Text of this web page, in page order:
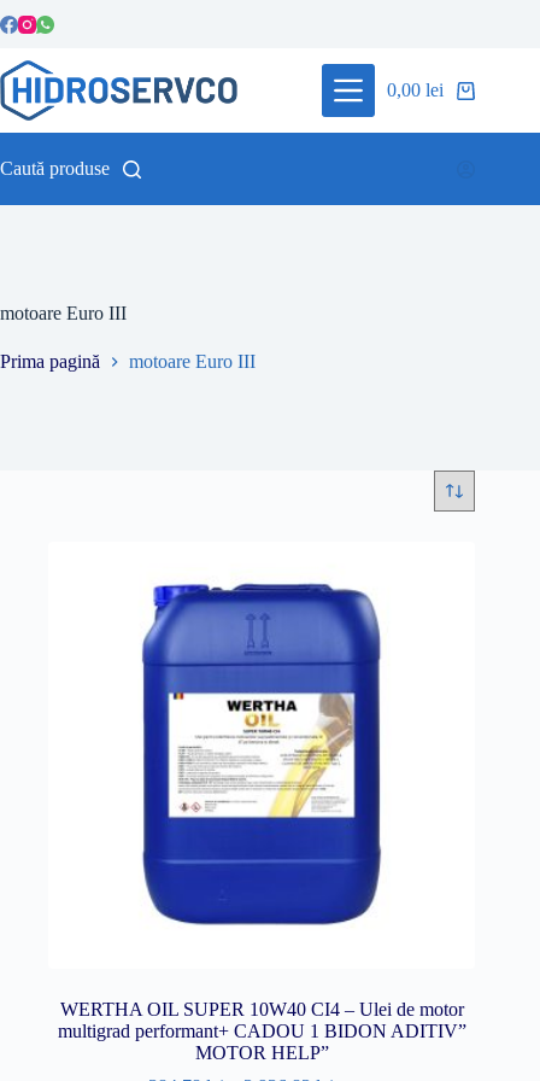
la
Coș
0,00lei
Caută produse
motoare Euro III
Prima pagină motoare Euro III
WERTHA OIL SUPER 10W40 CI4 – Ulei de motor
multigrad performant+ CADOU 1 BIDON ADITIV”
MOTOR HELP”